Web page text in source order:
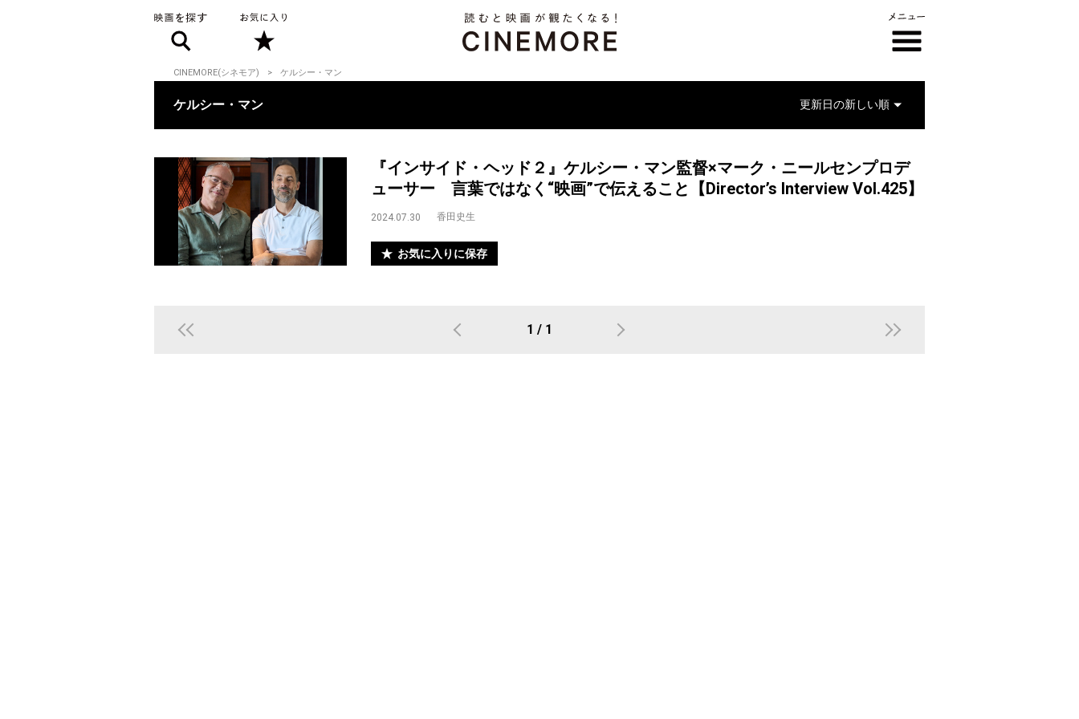
CINEMORE(シネモア) ケルシー・マン
ケルシー・マン
『インサイド・ヘッド２』ケルシー・マン監督×マーク・ニールセンプロデ
ューサー 言葉ではなく“映画”で伝えること【Director’s Interview Vol.425】
2024.07.30 香田史生
お気に入りに保存
1 / 1